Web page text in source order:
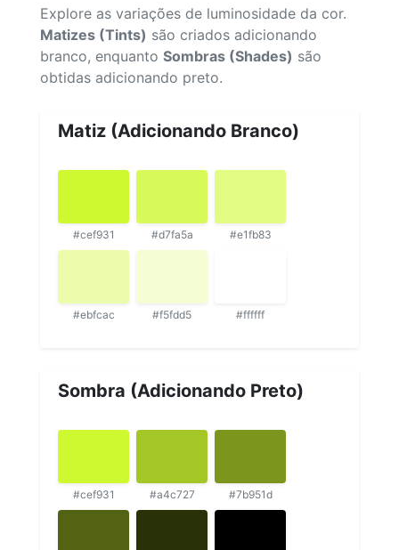
Explore as variações de luminosidade da cor.
Matizes (Tints) são criados adicionando
branco, enquanto Sombras (Shades) são
obtidas adicionando preto.
Matiz (Adicionando Branco)
#cef931 #d7fa5a #e1fb83
#ebfcac #f5fdd5 #ffffff
Sombra (Adicionando Preto)
#cef931 #a4c727 #7b951d